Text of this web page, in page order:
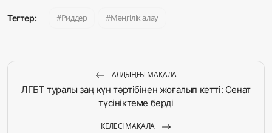
Тегтер: Риддер Мәңгілік алау
АЛДЫҢҒЫ МАҚАЛА
ЛГБТ туралы заң күн тәртібінен жоғалып кетті: Сенат
түсініктеме берді
КЕЛЕСІ МАҚАЛА